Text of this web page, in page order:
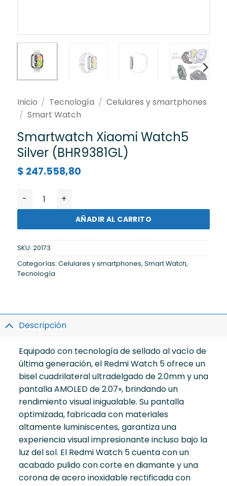
Inicio / Tecnología / Celulares y smartphones
/ Smart Watch
Smartwatch Xiaomi Watch5
Silver (BHR9381GL)
$ 247.558,80
Smartwatch Xiaomi Watch5 Silver (BHR9381GL)
AÑADIR AL CARRITO
SKU: 20173
Categorías: Celulares y smartphones, Smart Watch,
Tecnología
Descripción
Equipado con tecnología de sellado al vacío de
última generación, el Redmi Watch 5 ofrece un
bisel cuadrilateral ultradelgado de 2.0mm y una
pantalla AMOLED de 2.07», brindando un
rendimiento visual inigualable. Su pantalla
optimizada, fabricada con materiales
altamente luminiscentes, garantiza una
experiencia visual impresionante incluso bajo la
luz del sol. El Redmi Watch 5 cuenta con un
acabado pulido con corte en diamante y una
corona de acero inoxidable rectificada con